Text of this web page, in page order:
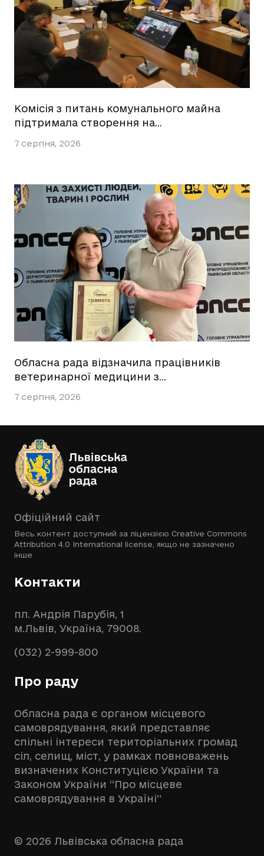
Комісія з питань комунального майна
підтримала створення на…
7 серпня, 2026
Обласна рада відзначила працівників
ветеринарної медицини з…
7 серпня, 2026
Офіційний сайт
Весь контент доступний за ліцензією Creative Commons
Attribution 4.0 International license , якщо не зазначено
інше
Контакти
пл. Андрія Парубія, 1
м.Львів, Україна, 79008.
(032) 2-999-800
Про раду
Обласна рада є органом місцевого
самоврядування, який представляє
спільні інтереси територіальних громад
сіл, селищ, міст, у рамках повноважень
визначених Конституцією України та
Законом України “Про місцеве
самоврядування в Україні”
© 2026 Львівська обласна рада